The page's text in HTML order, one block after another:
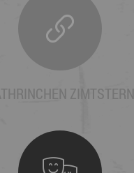
ZIMTSTERN